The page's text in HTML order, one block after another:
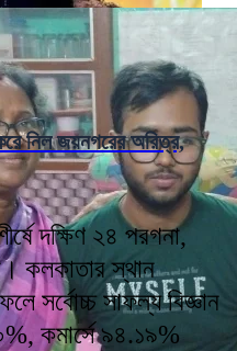
দক্ষিণ ২৪ পরগনা,
কলকাতার স্থান
সর্বোচ্চ সাফল্য বিজ্ঞান
কমার্সে ৯৪.১৯%